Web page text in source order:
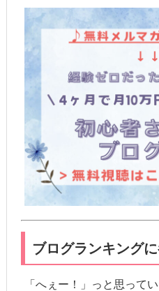
ブログランキング
「へぇー！」っと思って